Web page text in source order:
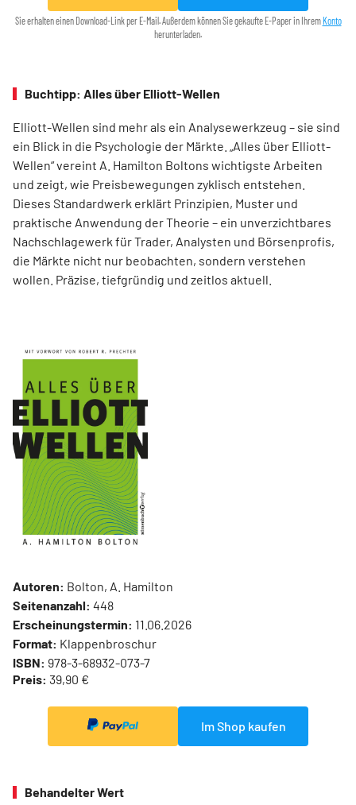
Sie erhalten einen Download-Link per E-Mail. Außerdem können Sie gekaufte E-Paper in Ihrem Konto
herunterladen.
Buchtipp: Alles über Elliott-Wellen
Elliott-Wellen sind mehr als ein Analysewerkzeug – sie sind
ein Blick in die Psychologie der Märkte. „Alles über Elliott-
Wellen“ vereint A. Hamilton Boltons wichtigste Arbeiten
und zeigt, wie Preisbewegungen zyklisch entstehen.
Dieses Standardwerk erklärt Prinzipien, Muster und
praktische Anwendung der Theorie – ein unverzichtbares
Nachschlagewerk für Trader, Analysten und Börsenprofis,
die Märkte nicht nur beobachten, sondern verstehen
wollen. Präzise, tiefgründig und zeitlos aktuell.
Autoren: Bolton, A. Hamilton
Seitenanzahl: 448
Erscheinungstermin: 11.06.2026
Format: Klappenbroschur
ISBN: 978-3-68932-073-7
Preis: 39,90 €
Im Shop kaufen
Behandelter Wert